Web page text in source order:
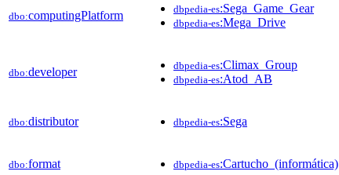
dbo:computingPlatform dbpedia-es:Sega_Game_Gear
dbpedia-es:Mega_Drive
dbo:developer dbpedia-es:Climax_Group
dbpedia-es:Atod_AB
dbo:distributor dbpedia-es:Sega
dbo:format dbpedia-es:Cartucho_(informática)